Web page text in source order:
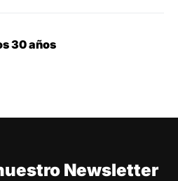
30 años
Newsletter